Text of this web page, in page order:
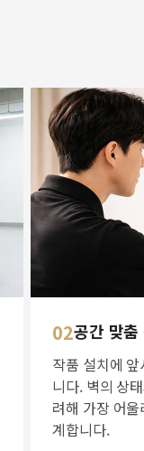
02공간 맞
작품 설치에
니다. 벽의 상
려해 가장 어
계합니다.